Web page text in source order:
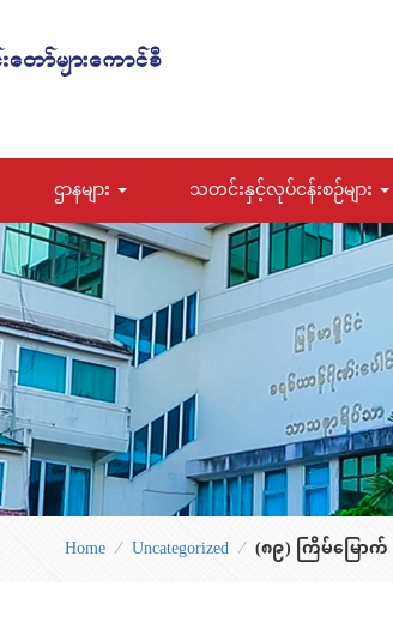
ဌာနများ သတင်းနှင့်လုပ်ငန်းစဉ်များ
Home ⁄ Uncategorized ⁄ (၈၉) ကြိမ်မြော